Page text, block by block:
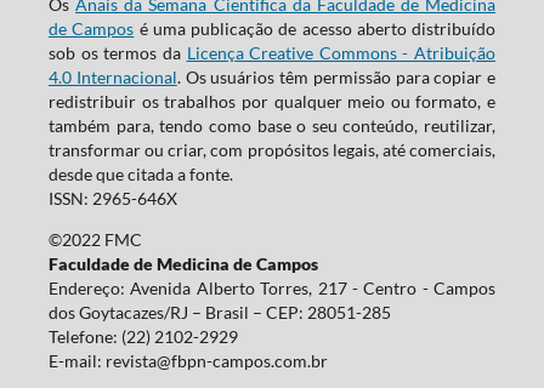
OsAnais da Semana Científica da Faculdade de Medicina
de Campos é uma publicação de acesso aberto distribuído
sob os termos da Licença Creative Commons - Atribuição
4.0 Internacional. Os usuários têm permissão para copiar e
redistribuir os trabalhos por qualquer meio ou formato, e
também para, tendo como base o seu conteúdo, reutilizar,
transformar ou criar, com propósitos legais, até comerciais,
desde que citada a fonte.
ISSN: 2965-646X
©2022 FMC
Faculdade de Medicina de Campos
Endereço: Avenida Alberto Torres, 217 - Centro - Campos
dos Goytacazes/RJ – Brasil – CEP: 28051-285
Telefone: (22) 2102-2929
E-mail: revista@fbpn-campos.com.br